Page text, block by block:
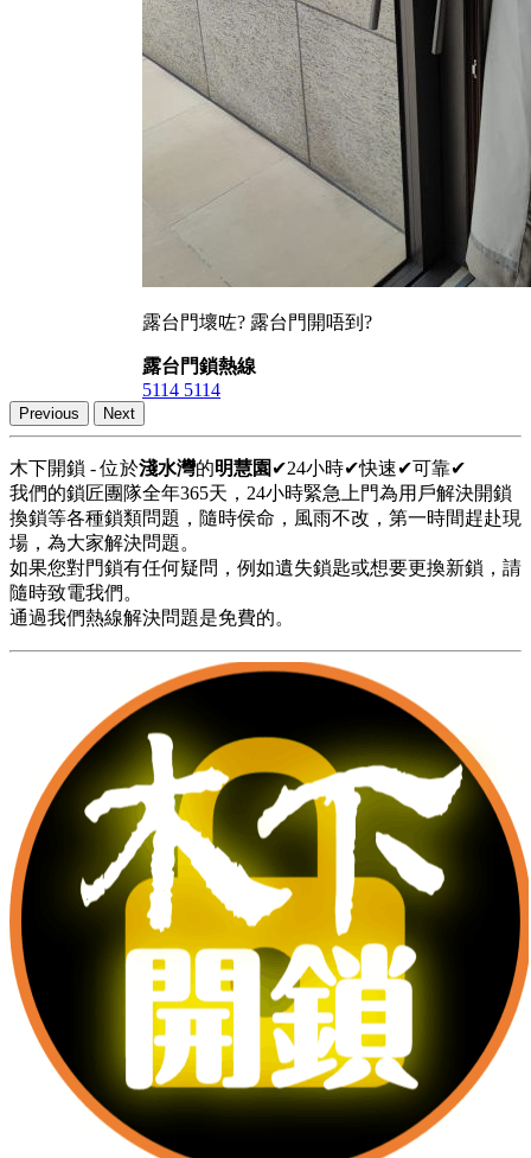
露台門壞咗? 露台門開唔到?
露台門鎖熱線
5114 5114
Previous Next
木下開鎖 - 位於淺水灣的明慧園 ✔24小時✔快速✔可靠✔
我們的鎖匠團隊全年365天，24小時緊急上門為用戶解決開鎖
換鎖等各種鎖類問題，隨時侯命，風雨不改，第一時間趕赴現
場，為大家解決問題。
如果您對門鎖有任何疑問，例如遺失鎖匙或想要更換新鎖，請
隨時致電我們。
通過我們熱線解決問題是免費的。